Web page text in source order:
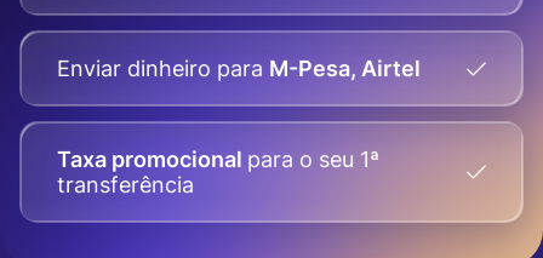
Enviar dinheiro para M-Pesa, Airtel
Taxa promocional para o seu 1ª
transferência